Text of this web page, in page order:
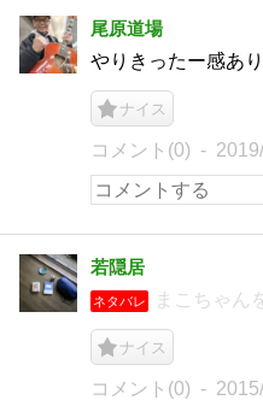
尾原道場
やりきったー感あり
ナイス
コメント(0)
若隠居
ネタバレ まこちゃん
ナイス
コメント(0)